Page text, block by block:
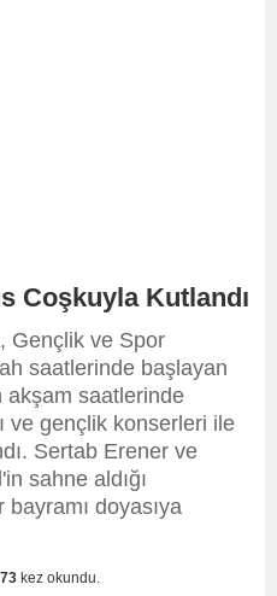
Coşkuyla Kutlandı
Gençlik ve Spor
saatlerinde başlayan
akşam saatlerinde
ve gençlik konserleri ile
Sertab Erener ve
sahne aldığı
doyasıya
kez okundu.